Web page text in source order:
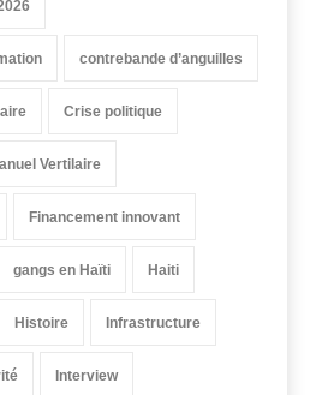
contrebande d’anguilles
Crise politique
Vertilaire
Financement innovant
gangs en Haïti Haiti
Histoire Infrastructure
Interview